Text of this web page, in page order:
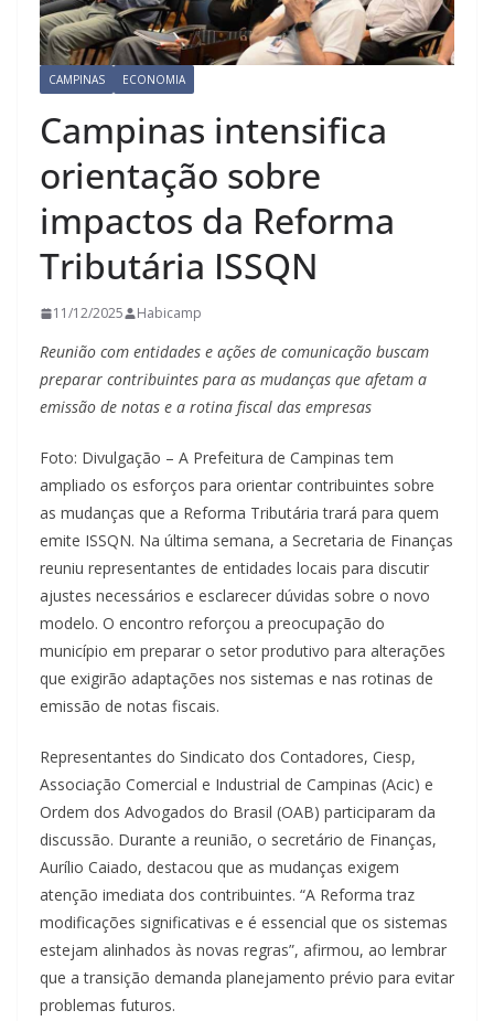
CAMPINAS ECONOMIA
Campinas intensifica
orientação sobre
impactos da Reforma
Tributária ISSQN
11/12/2025 Habicamp
Reunião com entidades e ações de comunicação buscam
preparar contribuintes para as mudanças que afetam a
emissão de notas e a rotina fiscal das empresas
Foto: Divulgação – A Prefeitura de Campinas tem
ampliado os esforços para orientar contribuintes sobre
as mudanças que a Reforma Tributária trará para quem
emite ISSQN. Na última semana, a Secretaria de Finanças
reuniu representantes de entidades locais para discutir
ajustes necessários e esclarecer dúvidas sobre o novo
modelo. O encontro reforçou a preocupação do
município em preparar o setor produtivo para alterações
que exigirão adaptações nos sistemas e nas rotinas de
emissão de notas fiscais.
Representantes do Sindicato dos Contadores, Ciesp,
Associação Comercial e Industrial de Campinas (Acic) e
Ordem dos Advogados do Brasil (OAB) participaram da
discussão. Durante a reunião, o secretário de Finanças,
Aurílio Caiado, destacou que as mudanças exigem
atenção imediata dos contribuintes. “A Reforma traz
modificações significativas e é essencial que os sistemas
estejam alinhados às novas regras”, afirmou, ao lembrar
que a transição demanda planejamento prévio para evitar
problemas futuros.